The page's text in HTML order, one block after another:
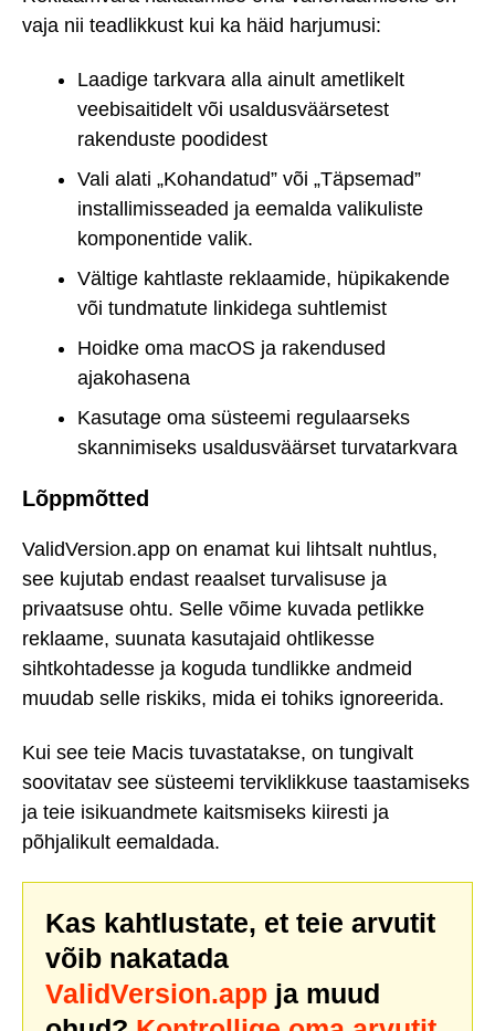
vaja nii teadlikkust kui ka häid harjumusi:
Laadige tarkvara alla ainult ametlikelt
veebisaitidelt või usaldusväärsetest
rakenduste poodidest
Vali alati „Kohandatud” või „Täpsemad”
installimisseaded ja eemalda valikuliste
komponentide valik.
Vältige kahtlaste reklaamide, hüpikakende
või tundmatute linkidega suhtlemist
Hoidke oma macOS ja rakendused
ajakohasena
Kasutage oma süsteemi regulaarseks
skannimiseks usaldusväärset turvatarkvara
Lõppmõtted
ValidVersion.app on enamat kui lihtsalt nuhtlus,
see kujutab endast reaalset turvalisuse ja
privaatsuse ohtu. Selle võime kuvada petlikke
reklaame, suunata kasutajaid ohtlikesse
sihtkohtadesse ja koguda tundlikke andmeid
muudab selle riskiks, mida ei tohiks ignoreerida.
Kui see teie Macis tuvastatakse, on tungivalt
soovitatav see süsteemi terviklikkuse taastamiseks
ja teie isikuandmete kaitsmiseks kiiresti ja
põhjalikult eemaldada.
Kas kahtlustate, et teie arvutit
võib nakatada
ValidVersion.app ja muud